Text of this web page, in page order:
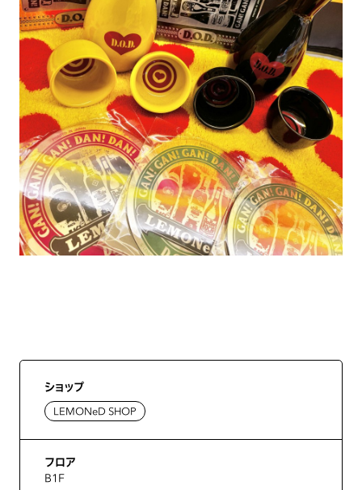
ショップ
LEMONeD SHOP
フロア
B1F